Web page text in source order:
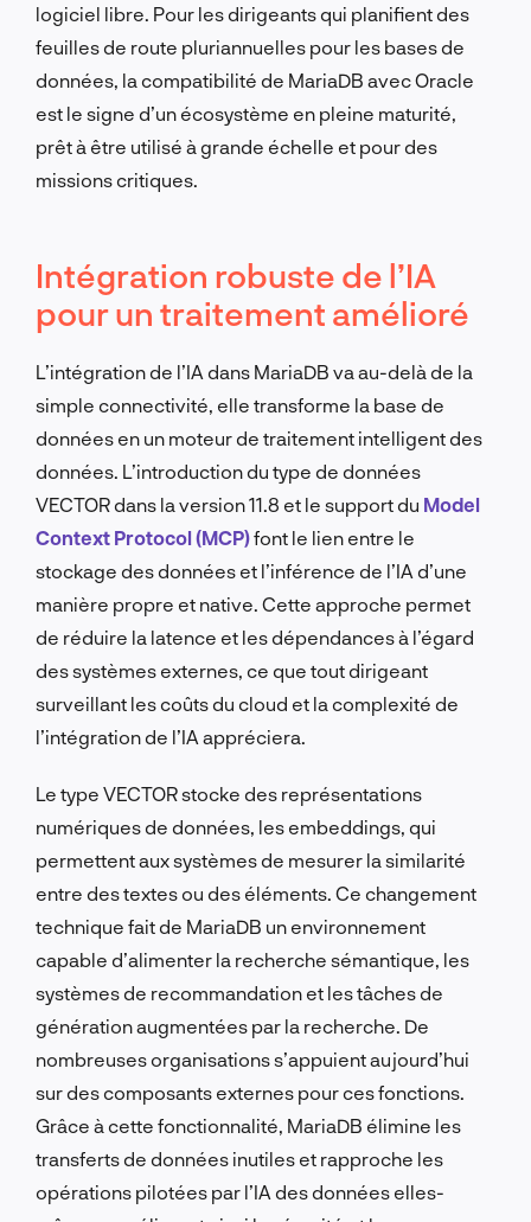
logiciel libre. Pour les dirigeants qui planifient des
feuilles de route pluriannuelles pour les bases de
données, la compatibilité de MariaDB avec Oracle
est le signe d’un écosystème en pleine maturité,
prêt à être utilisé à grande échelle et pour des
missions critiques.
Intégration robuste de l’IA
pour un traitement amélioré
L’intégration de l’IA dans MariaDB va au-delà de la
simple connectivité, elle transforme la base de
données en un moteur de traitement intelligent des
données. L’introduction du type de données
VECTOR dans la version 11.8 et le support du Model
Context Protocol (MCP)font le lien entre le
stockage des données et l’inférence de l’IA d’une
manière propre et native. Cette approche permet
de réduire la latence et les dépendances à l’égard
des systèmes externes, ce que tout dirigeant
surveillant les coûts du cloud et la complexité de
l’intégration de l’IA appréciera.
Le type VECTOR stocke des représentations
numériques de données, les embeddings, qui
permettent aux systèmes de mesurer la similarité
entre des textes ou des éléments. Ce changement
technique fait de MariaDB un environnement
capable d’alimenter la recherche sémantique, les
systèmes de recommandation et les tâches de
génération augmentées par la recherche. De
nombreuses organisations s’appuient aujourd’hui
sur des composants externes pour ces fonctions.
Grâce à cette fonctionnalité, MariaDB élimine les
transferts de données inutiles et rapproche les
opérations pilotées par l’IA des données elles-